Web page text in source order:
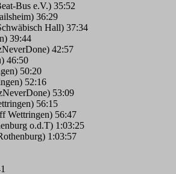
Bus e.V.) 35:52
36:29
Hall) 37:34
39:44
42:57
46:50
50:20
52:16
53:09
56:15
Wettringen) 56:47
o.d.T) 1:03:25
1:03:57